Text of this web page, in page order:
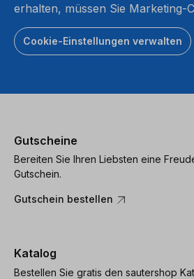
erhalten, müssen Sie Marketing-
Cookie-Einstellungen verwalten
Gutscheine
Bereiten Sie Ihren Liebsten eine
Gutschein.
Gutschein bestellen
Katalog
Bestellen Sie gratis den sautershop